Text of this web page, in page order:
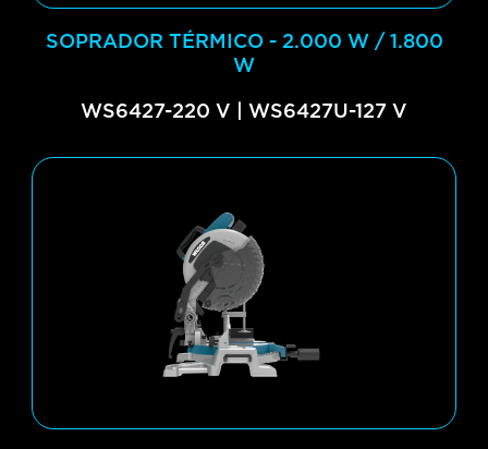
SOPRADOR TÉRMICO - 2.000 W / 1.800
W
WS6427-220 V | WS6427U-127 V